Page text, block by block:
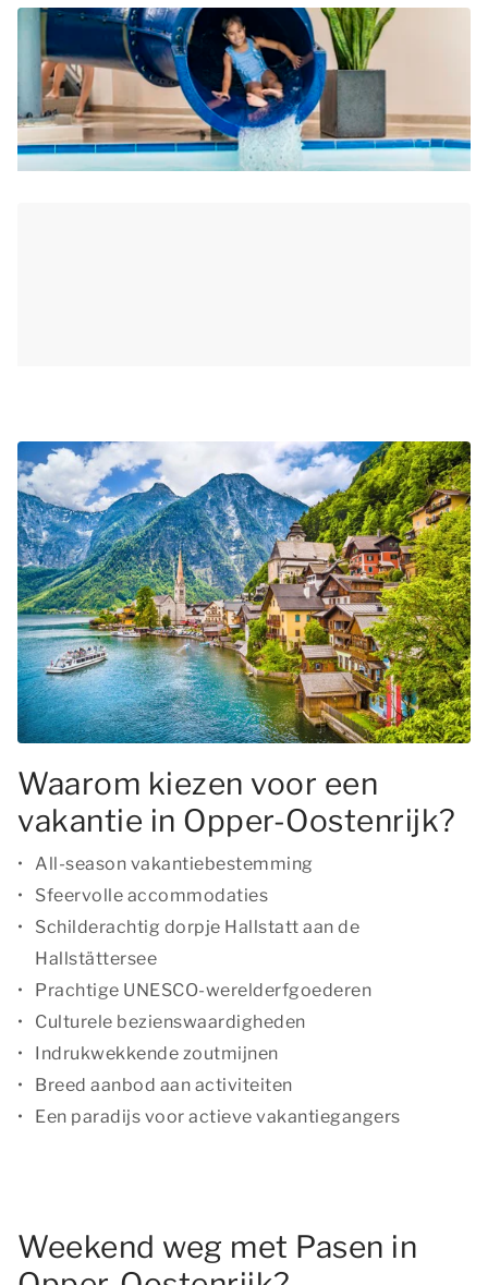
Waarom kiezen voor een
vakantie in Opper-Oostenrijk?
All-season vakantiebestemming
Sfeervolle accommodaties
Schilderachtig dorpje Hallstatt aan de
Hallstättersee
Prachtige UNESCO-werelderfgoederen
Culturele bezienswaardigheden
Indrukwekkende zoutmijnen
Breed aanbod aan activiteiten
Een paradijs voor actieve vakantiegangers
Weekend weg met Pasen in